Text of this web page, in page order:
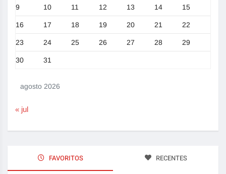
agosto 2026
9 10 11 12 13 14 15
16 17 18 19 20 21 22
23 24 25 26 27 28 29
30 31
« jul
FAVORITOS RECENTES